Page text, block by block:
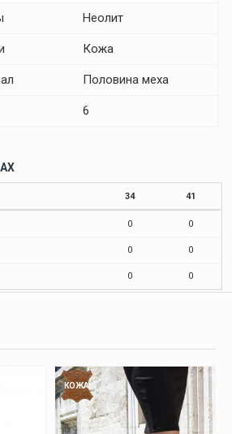
Неолит
Кожа
Половина меха
6
34 41
0 0
0 0
0 0
КОЖА